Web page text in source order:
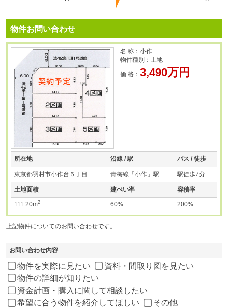
物件お問い合わせ
名 称：小作
物件種別：土地
価 格： 3,490万円
所在地 沿線 / 駅 バス / 徒歩
東京都羽村市小作台５丁目 青梅線「小作」駅 駅徒歩7分
土地面積 建ぺい率 容積率
111.20m2 60% 200%
上記物件についてのお問い合わせです。
お問い合わせ内容
物件を実際に見たい
資料・間取り図を見たい
物件の詳細が知りたい
資金計画・購入に関して相談したい
希望に合う物件を紹介してほしい
その他